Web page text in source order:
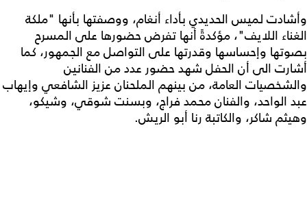
وأشادت لميس الحديدي بأداء أنغام، ووصفتها بأنها "ملكة
الغناء اللايف"، مؤكدةً أنها تفرض حضورها على المسرح
بصوتها وإحساسها وقدرتها على التواصل مع الجمهور، كما
أشارت الى أن الحفل شهد حضور عدد من الفنانين
والشخصيات العامة، من بينهم الملحنان عزيز الشافعي وإيهاب
عبد الواحد، والفنان محمد فراج، وبسنت شوقي، وشيكو،
وهيثم شاكر، والكاتبة رنا أبو الريش.